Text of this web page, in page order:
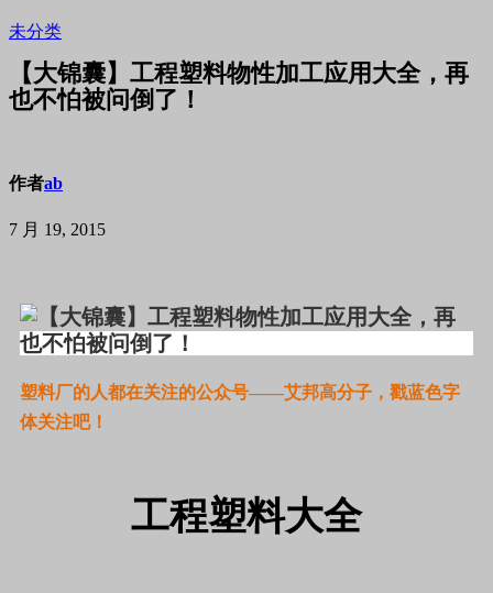
未分类
【大锦囊】工程塑料物性加工应用大全，再
也不怕被问倒了！
作者ab
7 月 19, 2015
塑料厂的人都在关注的公众号——艾邦高分子，戳蓝色字
体关注吧！
工程塑料大全